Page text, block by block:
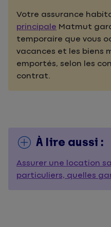
Votre assurance
principale Matmut
temporaire que vous
vacances et les biens
emportés, selon les
contrat.
À lire aussi :
Assurer une location
particuliers, quelles